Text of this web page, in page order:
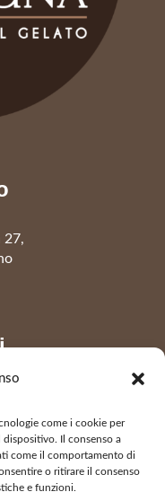
come i cookie per
dispositivo. Il consenso a
come il comportamento di
o ritirare il consenso
e funzioni.
27,